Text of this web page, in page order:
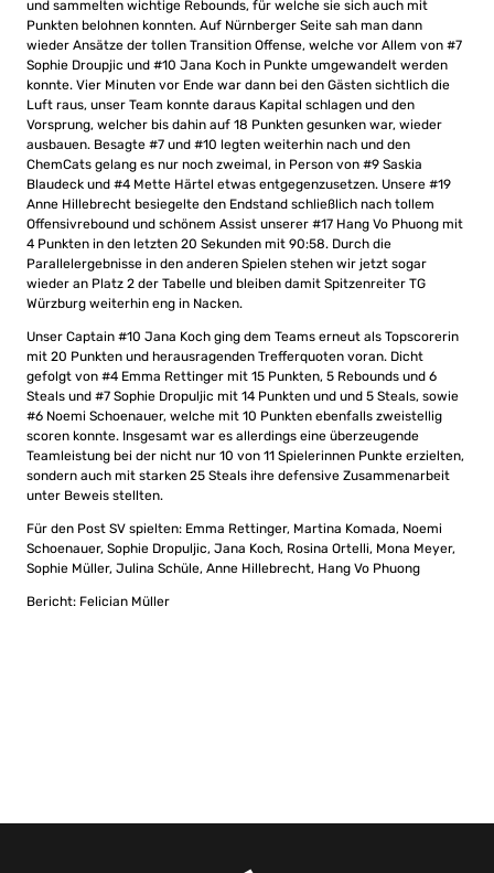
und sammelten wichtige Rebounds, für welche sie sich auch mit
Punkten belohnen konnten. Auf Nürnberger Seite sah man dann
wieder Ansätze der tollen Transition Offense, welche vor Allem von #7
Sophie Droupjic und #10 Jana Koch in Punkte umgewandelt werden
konnte. Vier Minuten vor Ende war dann bei den Gästen sichtlich die
Luft raus, unser Team konnte daraus Kapital schlagen und den
Vorsprung, welcher bis dahin auf 18 Punkten gesunken war, wieder
ausbauen. Besagte #7 und #10 legten weiterhin nach und den
ChemCats gelang es nur noch zweimal, in Person von #9 Saskia
Blaudeck und #4 Mette Härtel etwas entgegenzusetzen. Unsere #19
Anne Hillebrecht besiegelte den Endstand schließlich nach tollem
Offensivrebound und schönem Assist unserer #17 Hang Vo Phuong mit
4 Punkten in den letzten 20 Sekunden mit 90:58. Durch die
Parallelergebnisse in den anderen Spielen stehen wir jetzt sogar
wieder an Platz 2 der Tabelle und bleiben damit Spitzenreiter TG
Würzburg weiterhin eng in Nacken.
Unser Captain #10 Jana Koch ging dem Teams erneut als Topscorerin
mit 20 Punkten und herausragenden Trefferquoten voran. Dicht
gefolgt von #4 Emma Rettinger mit 15 Punkten, 5 Rebounds und 6
Steals und #7 Sophie Dropuljic mit 14 Punkten und und 5 Steals, sowie
#6 Noemi Schoenauer, welche mit 10 Punkten ebenfalls zweistellig
scoren konnte. Insgesamt war es allerdings eine überzeugende
Teamleistung bei der nicht nur 10 von 11 Spielerinnen Punkte erzielten,
sondern auch mit starken 25 Steals ihre defensive Zusammenarbeit
unter Beweis stellten.
Für den Post SV spielten: Emma Rettinger, Martina Komada, Noemi
Schoenauer, Sophie Dropuljic, Jana Koch, Rosina Ortelli, Mona Meyer,
Sophie Müller, Julina Schüle, Anne Hillebrecht, Hang Vo Phuong
Bericht: Felician Müller